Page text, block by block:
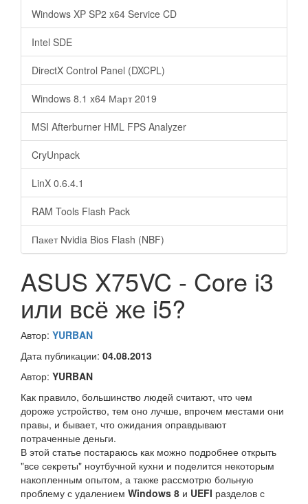
Windows XP SP2 x64 Service CD
Intel SDE
DirectX Control Panel (DXCPL)
Windows 8.1 x64 Март 2019
MSI Afterburner HML FPS Analyzer
CryUnpack
LinX 0.6.4.1
RAM Tools Flash Pack
Пакет Nvidia Bios Flash (NBF)
ASUS X75VC - Core i3
или всё же i5?
Автор: YURBAN
Дата публикации: 04.08.2013
Автор: YURBAN
Как правило, большинство людей считают, что чем
дороже устройство, тем оно лучше, впрочем местами они
правы, и бывает, что ожидания оправдывают
потраченные деньги.
В этой статье постараюсь как можно подробнее открыть
"все секреты" ноутбучной кухни и поделится некоторым
накопленным опытом, а также рассмотрю больную
проблему с удалением Windows 8 и UEFI разделов с